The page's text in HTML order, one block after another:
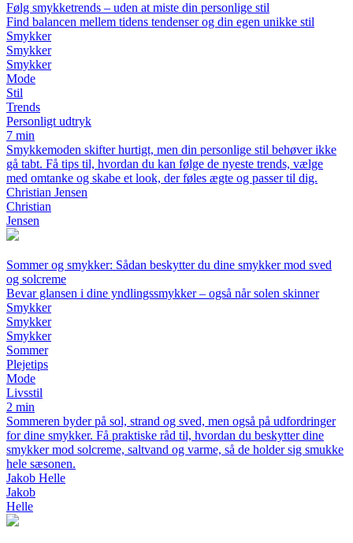
Følg smykketrends – uden at miste din personlige stil
Find balancen mellem tidens tendenser og din egen unikke stil
Smykker
Smykker
Smykker
Mode
Stil
Trends
Personligt udtryk
7 min
Smykkemoden skifter hurtigt, men din personlige stil behøver ikke
gå tabt. Få tips til, hvordan du kan følge de nyeste trends, vælge
med omtanke og skabe et look, der føles ægte og passer til dig.
Christian Jensen
Christian
Jensen
Sommer og smykker: Sådan beskytter du dine smykker mod sved
og solcreme
Bevar glansen i dine yndlingssmykker – også når solen skinner
Smykker
Smykker
Smykker
Sommer
Plejetips
Mode
Livsstil
2 min
Sommeren byder på sol, strand og sved, men også på udfordringer
for dine smykker. Få praktiske råd til, hvordan du beskytter dine
smykker mod solcreme, saltvand og varme, så de holder sig smukke
hele sæsonen.
Jakob Helle
Jakob
Helle